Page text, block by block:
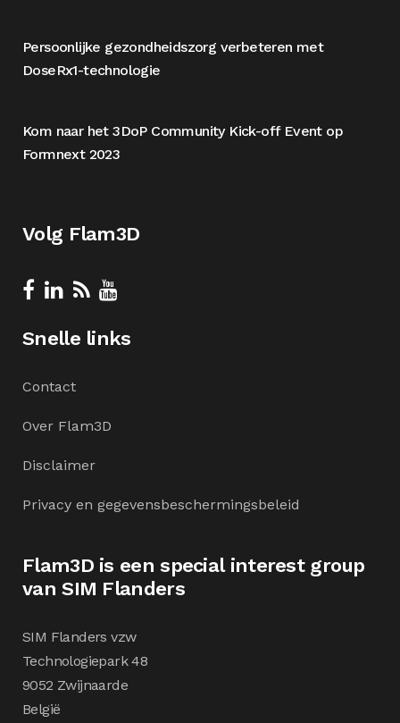
Persoonlijke gezondheidszorg verbeteren met
DoseRx1-technologie
Kom naar het 3DoP Community Kick-off Event op
Formnext 2023
Volg Flam3D
Snelle links
Contact
Over Flam3D
Disclaimer
Privacy en gegevensbeschermingsbeleid
Flam3D is een special interest group
van SIM Flanders
SIM Flanders vzw
Technologiepark 48
9052 Zwijnaarde
België